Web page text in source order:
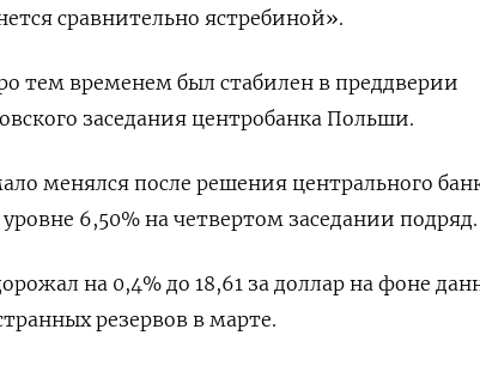
сравнительно ястребиной».
тем временем был стабилен в преддверии
заседания центробанка Польши.
менялся после решения центрального
6,50% на четвертом заседании подряд.
на 0,4% до 18,61 за доллар на фоне
резервов в марте.